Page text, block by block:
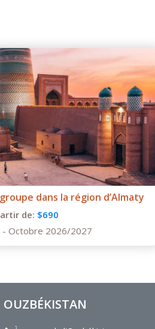
dans la région d’Almaty
de: $690
- Octobre 2026/2027
OUZBÉKISTAN